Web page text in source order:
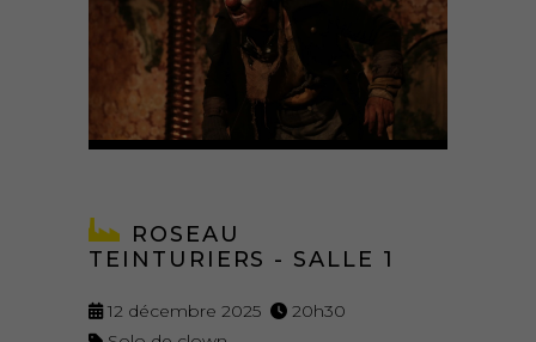
ROSEAU
TEINTURIERS - SALLE 1
12 décembre 2025
20h30